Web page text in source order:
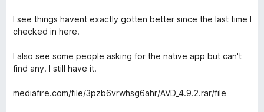
5t
a
5
I see things havent exactly gotten better since the last time I
checked in here.
I also see some people asking for the native app but can't
find any. I still have it.
mediafire.com/file/3pzb6vrwhsg6ahr/AVD_4.9.2.rar/file